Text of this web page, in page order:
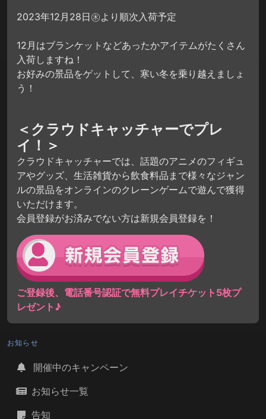
2023年12月28日㊍より順次入荷予定
12月はブランケットなどあったかアイテムがたくさん
入荷しますね！
お好みの景品をゲットして、寒い冬を乗り越えましょ
う！
＜クラウドキャッチャーでプレ
イ！＞
クラウドキャッチャーでは、話題のアニメのフィギュ
アやグッズ、生活雑貨から飲食料品まで様々なジャン
ルの景品をオンラインのクレーンゲームで遊んで獲得
いただけます。
会員登録がお済みでない方は新規会員登録を！
ご登録後、電話番号認証で無料プレイチケット5枚プ
レゼント♪
お知らせ
開催中のキャンペーン
お知らせ一覧
告知